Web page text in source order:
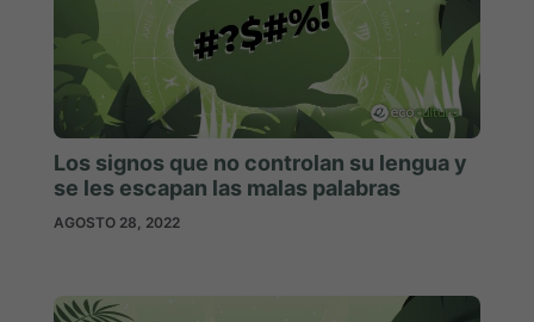
Los signos que no controlan su lengua y
se les escapan las malas palabras
AGOSTO 28, 2022